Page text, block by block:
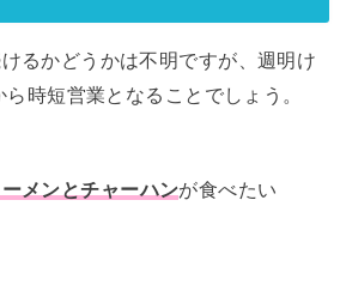
るかどうかは不明ですが、週明け
時短営業となることでしょう。
メンとチャーハンが食べたい